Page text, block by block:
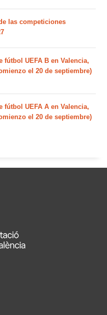
las competiciones
fútbol UEFA B en Valencia,
el 20 de septiembre)
fútbol UEFA A en Valencia,
el 20 de septiembre)